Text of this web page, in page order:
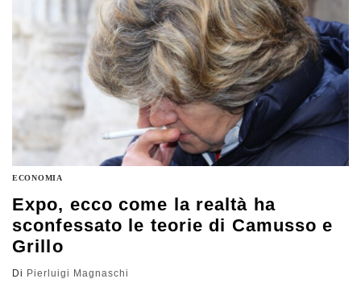
ECONOMIA
Expo, ecco come la realtà ha
sconfessato le teorie di Camusso e
Grillo
Di Pierluigi Magnaschi